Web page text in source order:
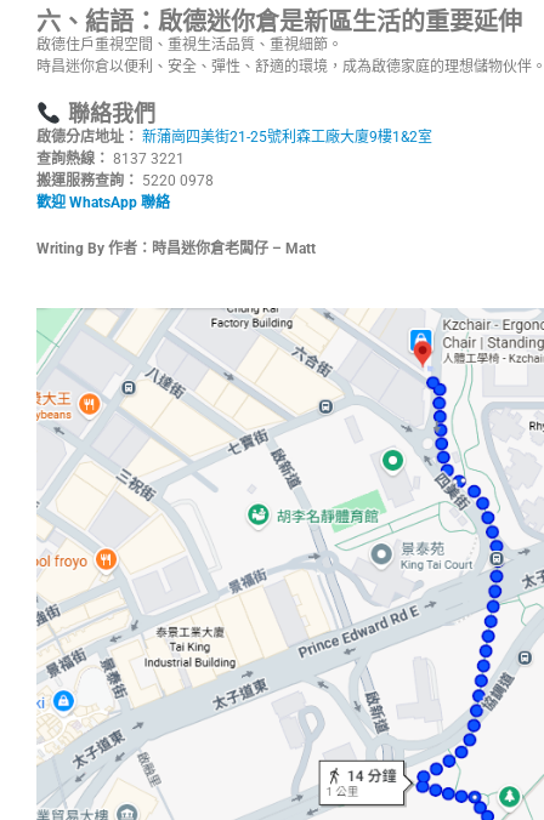
六、結語：啟德迷你倉是新區生活的重要延伸
啟德住戶重視空間、重視生活品質、重視細節。
時昌迷你倉以便利、安全、彈性、舒適的環境，成為啟德家庭的理想儲物伙伴
聯絡我們
啟德分店地址： 新蒲崗四美街21-25號利森工廠大廈9樓1&2室
查詢熱線： 8137 3221
搬運服務查詢： 5220 0978
歡迎 WhatsApp 聯絡
Writing By 作者：時昌迷你倉老闆仔 – Matt